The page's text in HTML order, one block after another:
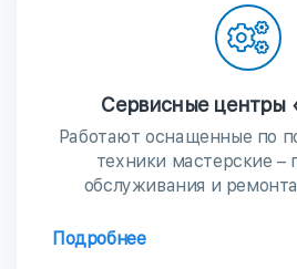
Сервисные центры
Работают оснащенные по
техники мастерские –
обслуживания и
Подробнее